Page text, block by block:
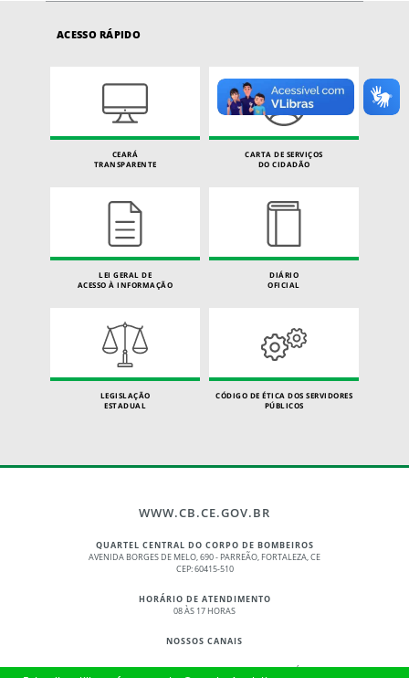
ACESSO RÁPIDO
CEARÁ
TRANSPARENTE
CARTA DE SERVIÇOS
DO CIDADÃO
LEI GERAL DE
ACESSO À INFORMAÇÃO
DIÁRIO
OFICIAL
LEGISLAÇÃO
ESTADUAL
CÓDIGO DE ÉTICA DOS SERVIDORES
PÚBLICOS
WWW.CB.CE.GOV.BR
QUARTEL CENTRAL DO CORPO DE BOMBEIROS
AVENIDA BORGES DE MELO, 690 - PARREÃO, FORTALEZA, CE
CEP: 60415-510
HORÁRIO DE ATENDIMENTO
08 ÀS 17 HORAS
NOSSOS CANAIS
© 2017 - 2026 – GOVERNO DO ESTADO DO CEARÁ